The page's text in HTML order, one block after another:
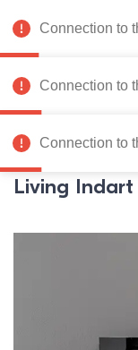
Catalog de
Pagina principală
Living
Connection to
Connection to
Connection to